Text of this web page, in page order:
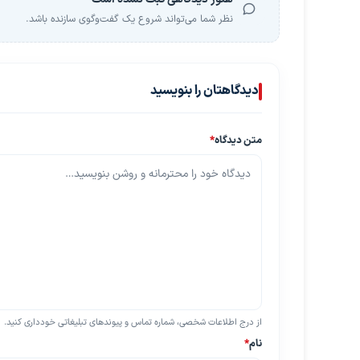
نظر شما می‌تواند شروع یک گفت‌وگوی سازنده باشد.
دیدگاهتان را بنویسید
متن دیدگاه*
از درج اطلاعات شخصی، شماره تماس و پیوندهای تبلیغاتی خودداری کنید.
نام*